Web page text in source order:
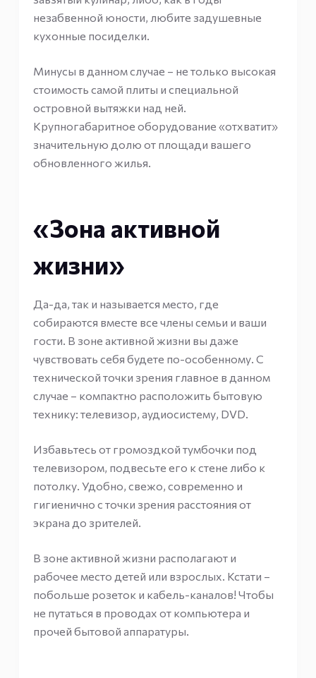
незабвенной юности, любите задушевные
кухонные посиделки.
Минусы в данном случае – не только высокая
стоимость самой плиты и специальной
островной вытяжки над ней.
Крупногабаритное оборудование «отхватит»
значительную долю от площади вашего
обновленного жилья.
«Зона активной
жизни»
Да-да, так и называется место, где
собираются вместе все члены семьи и ваши
гости. В зоне активной жизни вы даже
чувствовать себя будете по-особенному. С
технической точки зрения главное в данном
случае – компактно расположить бытовую
технику: телевизор, аудиосистему, DVD.
Избавьтесь от громоздкой тумбочки под
телевизором, подвесьте его к стене либо к
потолку. Удобно, свежо, современно и
гигиенично с точки зрения расстояния от
экрана до зрителей.
В зоне активной жизни располагают и
рабочее место детей или взрослых. Кстати –
побольше розеток и кабель-каналов! Чтобы
не путаться в проводах от компьютера и
прочей бытовой аппаратуры.